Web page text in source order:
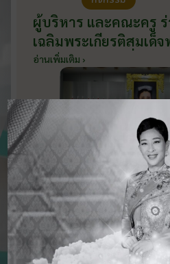
ผู้บริหาร และคณะครู ร่
เฉลิมพระเกียรติสมเด็จ
พระบรมราชินี เนื่องใน
พระชนมพรรษา กับหน่
เมืองบ้านโป่ง ณ ศาลา
วันที่ 3 มิถุนายน 2569
อ่านเพิ่มเติม ›
ดูข่าวสารทั้ง